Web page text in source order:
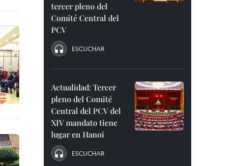
tercer pleno del
Comité Central del
PCV
ESCUCHAR
Actualidad: Tercer
pleno del Comité
Central del PCV del
XIV mandato tiene
lugar en Hanoi
ESCUCHAR